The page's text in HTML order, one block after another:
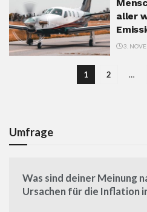
aller
3.
1 2 …
Umfrage
Was sind deiner Meinung
Ursachen für die Inflation